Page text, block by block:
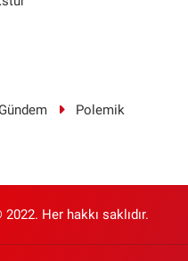
Polemik
Her hakkı saklıdır.